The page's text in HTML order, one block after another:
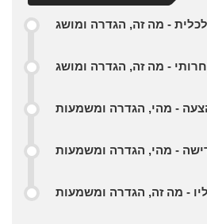
- מה זה, הגדרה ומושג
- מה זה, הגדרה ומושג
- מהי, הגדרה ומשמעות
- מהי, הגדרה ומשמעות
- מה זה, הגדרה ומשמעות